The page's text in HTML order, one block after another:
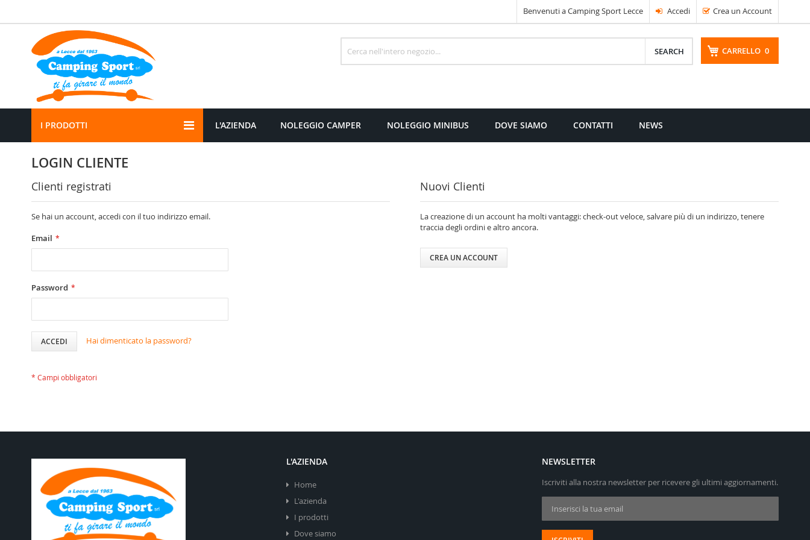
contenuto
Benvenuti a Camping Sport Lecce Accedi Crea un Account
CARRELLO 0
Cerca
L'AZIENDA NOLEGGIO CAMPER NOLEGGIO MINIBUS DOVE SIAMO CONTATTI NEWS
I PRODOTTI
LOGIN CLIENTE
Clienti registrati
Se hai un account, accedi con il tuo indirizzo email.
Email
Password
ACCEDI Hai dimenticato la password?
Nuovi Clienti
La creazione di un account ha molti vantaggi: check-out veloce, salvare più di un indirizzo, tenere
traccia degli ordini e altro ancora.
CREA UN ACCOUNT
L'AZIENDA
Home
L'azienda
I prodotti
Dove siamo
NEWSLETTER
Iscriviti alla nostra newsletter per ricevere gli ultimi aggiornamenti.
Iscriviti alla nostra Newsletter: